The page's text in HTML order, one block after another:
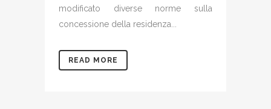
modificato diverse norme sulla
concessione della residenza...
READ MORE